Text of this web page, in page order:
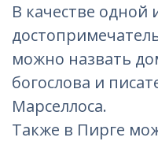
В качестве одной
можно назвать
богослова и
Марселлоса.
Также в Пирге